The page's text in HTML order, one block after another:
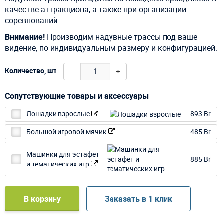
качестве аттракциона, а также при организации
соревнований.
Внимание! Производим надувные трассы под ваше
видение, по индивидуальным размеру и конфигурацией.
Количество, шт - +
Сопутствующие товары и аксессуары
Лошадки взрослые
893 Br
Большой игровой мячик
485 Br
Машинки для эстафет
и тематических игр
885 Br
В корзину Заказать в 1 клик